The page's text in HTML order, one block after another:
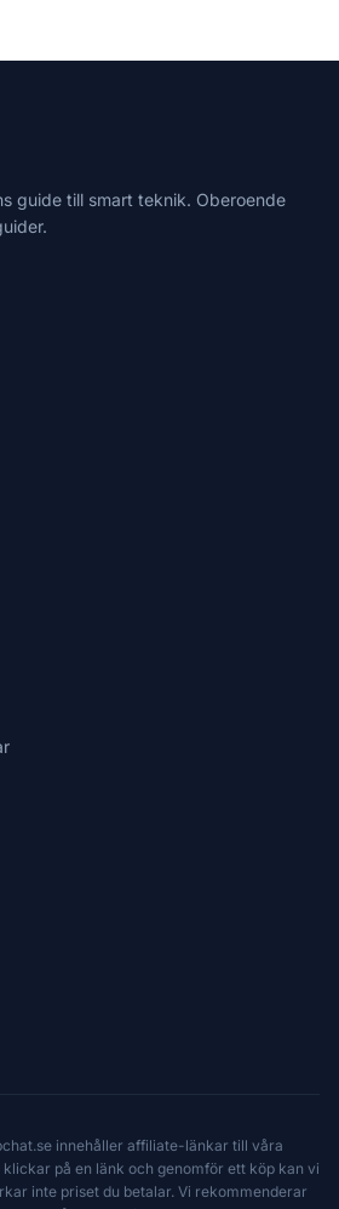
guide till smart teknik. Oberoende
innehåller affiliate-länkar till våra
på en länk och genomför ett köp kan vi
inte priset du betalar. Vi rekommenderar